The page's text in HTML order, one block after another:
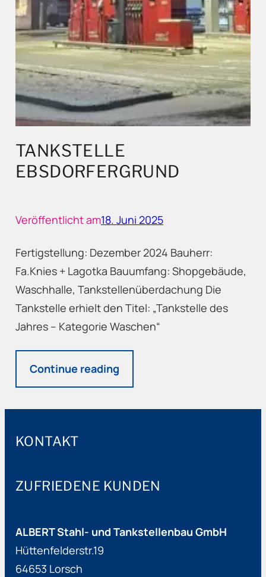
TANKSTELLE
EBSDORFERGRUND
Veröffentlicht am18. Juni 2025
Fertigstellung: Dezember 2024 Bauherr:
Fa.Knies + Lagotka Bauumfang: Shopgebäude,
Waschhalle, Tankstellenüberdachung Die
Tankstelle erhielt den Titel: „Tankstelle des
Jahres – Kategorie Waschen“
Continue reading
KONTAKT
ZUFRIEDENE KUNDEN
ALBERT Stahl- und Tankstellenbau GmbH
Hüttenfelderstr.19
64653 Lorsch